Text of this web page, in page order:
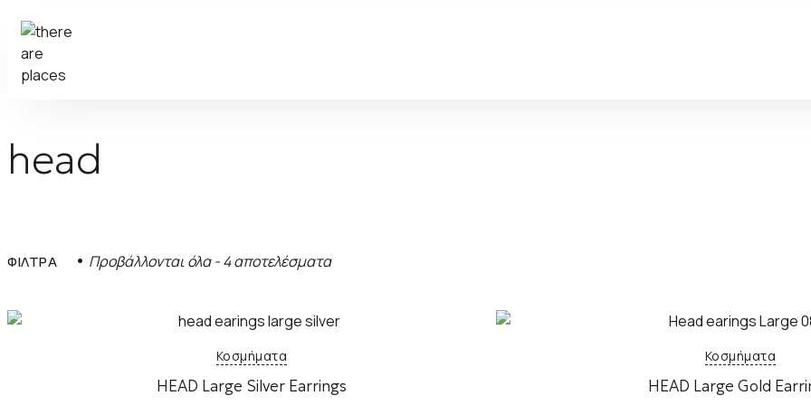
head
ΦΙΛΤΡΑ Προβάλλονται όλα - 4 αποτελέσματαS
t
b
y
Κοσμήματα
HEAD Large Silver Earrings
Κοσμήματα
HEAD Large Gold